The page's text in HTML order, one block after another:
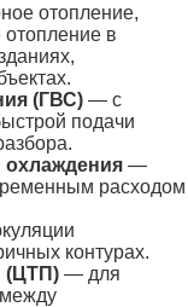
отопление,
отопление в
(ГВС) — с
подачи
—
расходом
контурах.
(ЦТП) — для